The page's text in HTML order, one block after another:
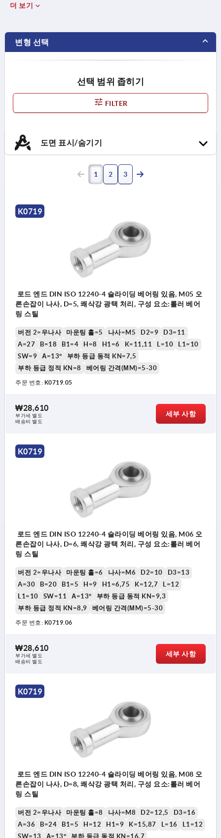
화, 연마, 광택 처리.
더 보기
변형 선택
선택 범위 좁히기
FILTER
도면 표시/숨기기
1 2 3
K0719
로드 엔드 DIN ISO 12240-4 슬라이딩 베어링 있음, M05 오
른손잡이 나사, D=5, 쾌삭강 광택 처리, 구성 요소:롤러 베어
링 스틸
버전 2=우나사 마운팅 홀=5 나사=M5 D2=9
D3=11
A=27
B=18 B1=4 H=8 H1=6 K=11,11 L=10
L1=10
SW=9
Α=13°
부하 등급 동적 KN=7,5
부하 등급 정적 KN=8
베어링 간격(ΜM)=5-30
주문 번호: K0719.05
₩28,610
부가세 별도
배송비 별도
세부 사항
K0719
로드 엔드 DIN ISO 12240-4 슬라이딩 베어링 있음, M06 오
른손잡이 나사, D=6, 쾌삭강 광택 처리, 구성 요소:롤러 베어
링 스틸
버전 2=우나사 마운팅 홀=6 나사=M6 D2=10
D3=13
A=30
B=20 B1=5 H=9 H1=6,75 K=12,7
L=12
L1=10
SW=11 Α=13°
부하 등급 동적 KN=9,3
부하 등급 정적 KN=8,9
베어링 간격(ΜM)=5-30
주문 번호: K0719.06
₩28,610
부가세 별도
배송비 별도
세부 사항
K0719
로드 엔드 DIN ISO 12240-4 슬라이딩 베어링 있음, M08 오
른손잡이 나사, D=8, 쾌삭강 광택 처리, 구성 요소:롤러 베어
링 스틸
버전 2=우나사 마운팅 홀=8 나사=M8 D2=12,5
D3=16
A=36
B=24 B1=5 H=12 H1=9 K=15,87 L=16
L1=12
SW=13
Α=13° 부하 등급 동적 KN=16,7